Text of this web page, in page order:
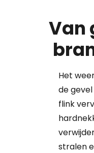
Van
Het
de
flink
stralen